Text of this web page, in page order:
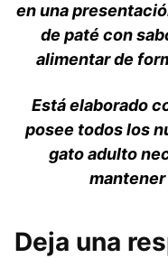
en una
de paté con
alimentar de
Está elaborado
posee todos los
gato adulto
mantener
Deja una